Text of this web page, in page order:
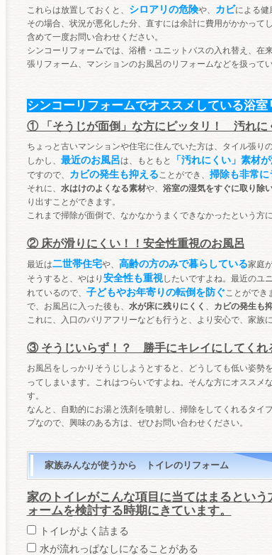
これらは放置しておくと、 シロアリの危険や、 カビによる健
その場合、状況が悪化した分、直すには余計に費用がかかって
含めて一度お問い合わせください。
シンコーリフォームでは、浴槽・ユニットバスの入れ替え、在
張リフォーム、マンションのお風呂のリフォームなどを扱ってい
シンコーリフォームでオススメしている浴室
① 「そうじが面倒」な方にピッタリ！ 汚れに
ちょっと古いマンションや住宅に住んでいた方は、タイル張り
しかし、 最近のお風呂は、もともと 「汚れにくい」素材
ですので、
カビの発生も抑えることができ、 掃除も非常に
それに、 水はけのよくなる素材や、 浴室の湿気をすぐに取り除
り出すことができます。
これまで掃除が面倒で、なかなかうまくできなかったという方
② 床が滑りにくい！！安全性重視のお風呂
最近は二世帯住宅や、 高齢の方のみで暮らしている家庭
そうすると、やはり 安全性も重視したいですよね。最近のユ
れているので、 子どもやお年寄りの転倒を防ぐことができ
で、お風呂に入った後も、 水が床に残りにくく 、 カビの発生も
これに、入口のバリアフリーなども行うと、より安心で、家族
③ そうじいらず！？ 勝手にキレイにしてくれ
お風呂をしっかりそうじしようとすると、どうしても低い姿勢
ってしまいます。これはつらいですよね。そんな方にオススメな
す。
なんと、自動的にお湯と洗剤を噴射し、掃除をしてくれるタイ
プなので、興味のある方は、ぜひお問い合わせください。
家族みんなが使うから トイレのリフォーム
家のトイレがこんな項目に当てはまるという
ォームを検討する時期にきています。
トイレがよく詰まる
水が流れっぱなしになることがある